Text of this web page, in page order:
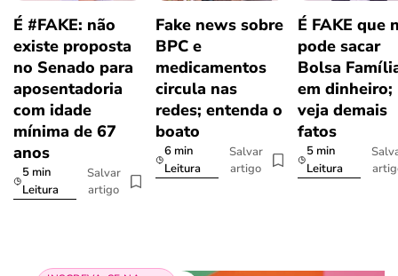
É #FAKE: não
existe proposta
no Senado para
aposentadoria
com idade
mínima de 67
anos
5 min
Leitura
Salvar
artigo
Fake news sobre
BPC e
medicamentos
circula nas
redes; entenda o
boato
6 min
Leitura
Salvar
artigo
É FAKE que
pode sacar
Bolsa
em dinheiro;
veja demais
fatos
5 min
Leitura